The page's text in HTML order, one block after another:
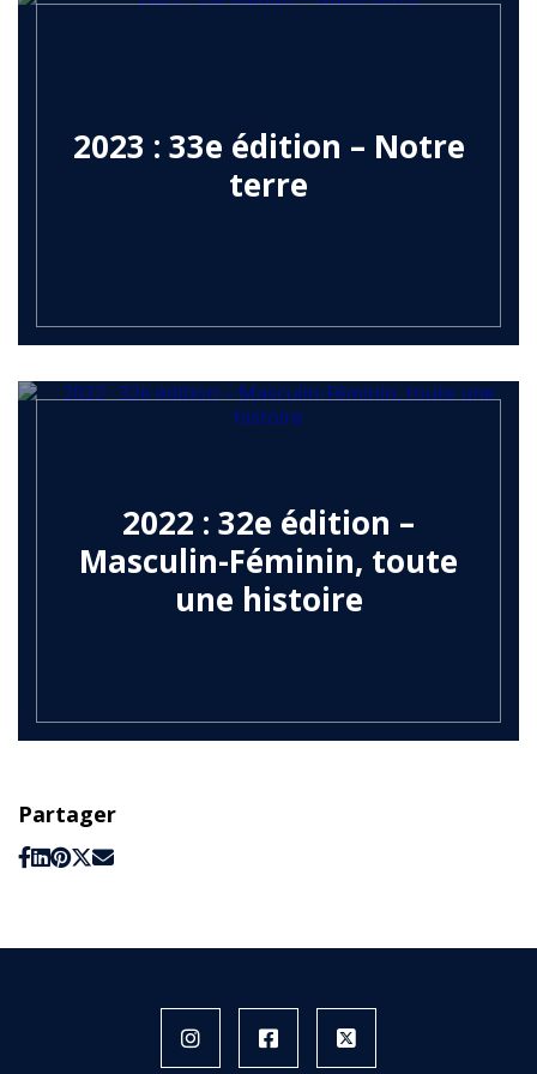
2023 : 33e édition – Notre
terre
2022 : 32e édition –
Masculin-Féminin, toute
une histoire
Partager
Instagram
Facebook
X